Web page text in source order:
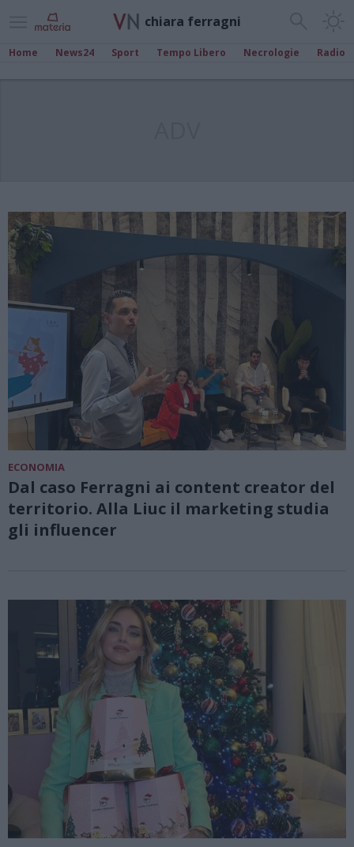
chiara ferragni
Home News24 Sport Tempo Libero Necrologie Radio
ECONOMIA
Dal caso Ferragni ai content creator del
territorio. Alla Liuc il marketing studia
gli influencer